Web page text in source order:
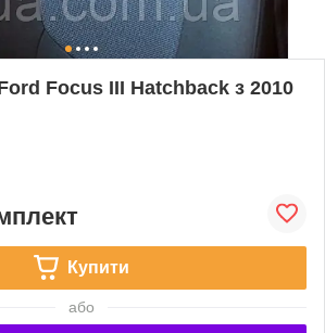
Focus III Hatchback з 2010
Купити
або